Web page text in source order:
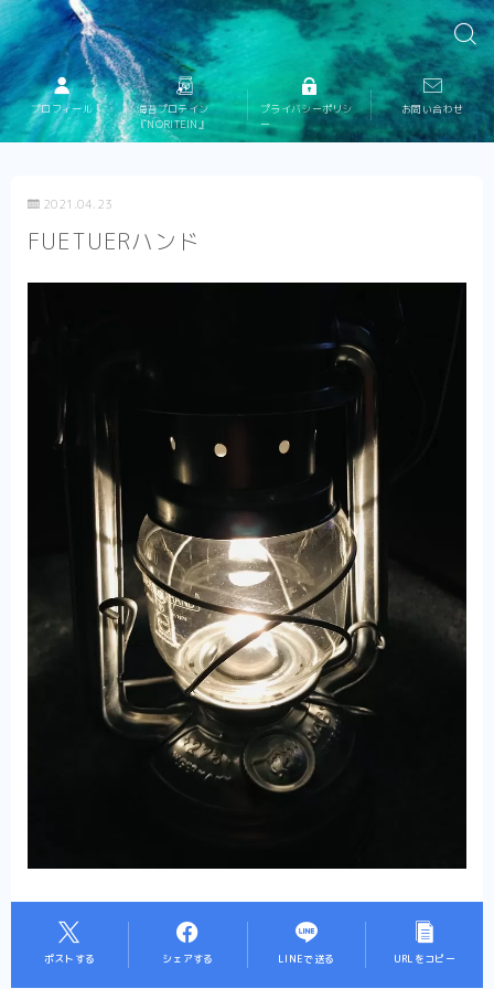
プロフィール
海苔プロテイン
『NORITEIN』
プライバシーポリシ
ー
お問い合わせ
2021.04.23
FUETUERハンド
ポストする シェアする LINEで送る URLをコピー